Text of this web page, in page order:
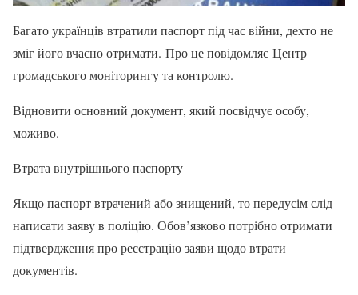
Багато українців втратили паспорт під час війни, дехто не
зміг його вчасно отримати. Про це повідомляє Центр
громадського моніторингу та контролю.
Відновити основний документ, який посвідчує особу,
моживо.
Втрата внутрішнього паспорту
Якщо паспорт втрачений або знищений, то передусім слід
написати заяву в поліцію. Обов’язково потрібно отримати
підтвердження про реєстрацію заяви щодо втрати
документів.